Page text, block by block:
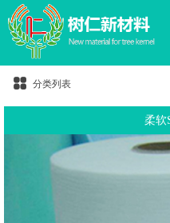
分类列表
柔软